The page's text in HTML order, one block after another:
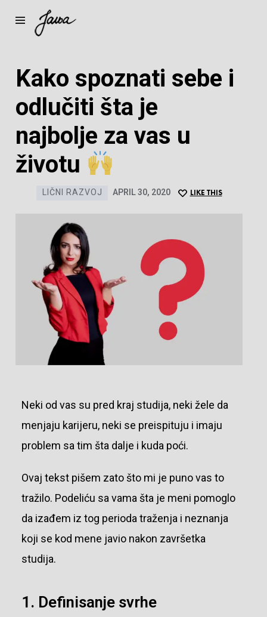
Kako spoznati sebe i
odlučiti šta je
najbolje za vas u
životu
LIČNI RAZVOJ APRIL 30, 2020 LIKE THIS
Neki od vas su pred kraj studija, neki žele da
menjaju karijeru, neki se preispituju i imaju
problem sa tim šta dalje i kuda poći.
Ovaj tekst pišem zato što mi je puno vas to
tražilo. Podeliću sa vama šta je meni pomoglo
da izađem iz tog perioda traženja i neznanja
koji se kod mene javio nakon završetka
studija.
1. Definisanje svrhe